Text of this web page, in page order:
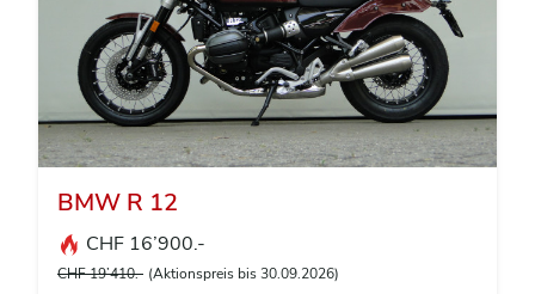
BMW R 12
CHF 16’900.-
CHF 19’410.- (Aktionspreis bis 30.09.2026)